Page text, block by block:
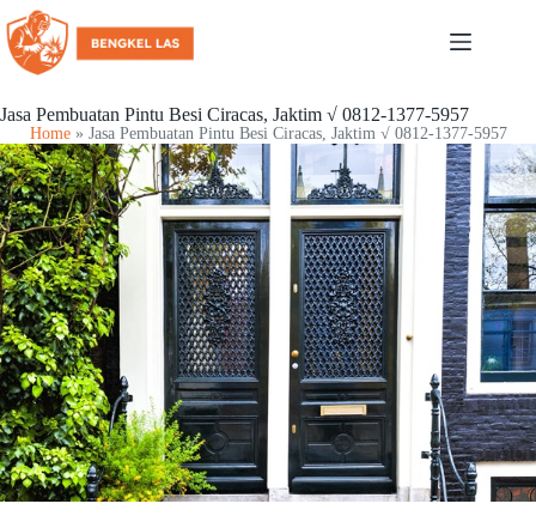
Jasa Pembuatan Pintu Besi Ciracas, Jaktim √ 0812-1377-5957
Home» Jasa Pembuatan Pintu Besi Ciracas, Jaktim √ 0812-1377-5957